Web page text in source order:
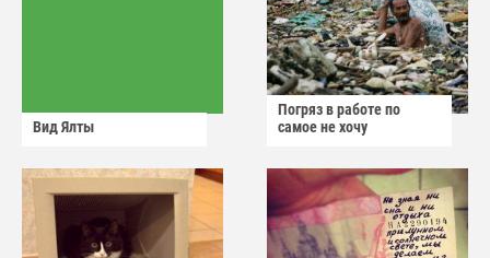
Вид Ялты
Погряз в работе по
самое не хочу